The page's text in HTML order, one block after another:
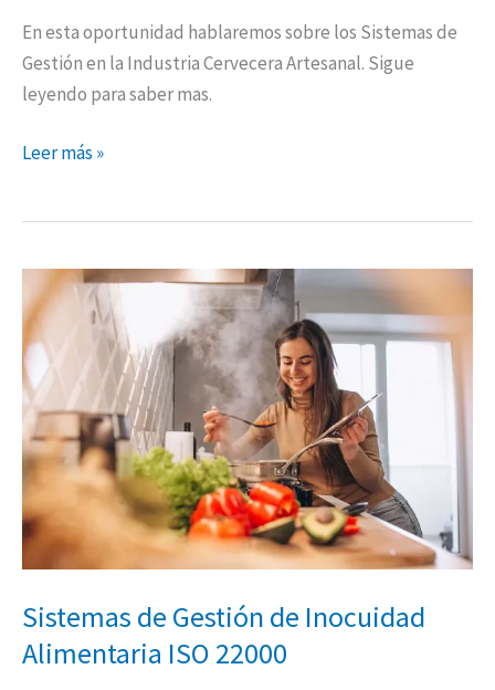
En esta oportunidad hablaremos sobre los Sistemas de
Gestión en la Industria Cervecera Artesanal. Sigue
leyendo para saber mas.
Leer más »
Sistemas de Gestión de Inocuidad
Alimentaria ISO 22000
Sistemas
de
Gestión
de
Inocuidad
Alimentaria
ISO
22000